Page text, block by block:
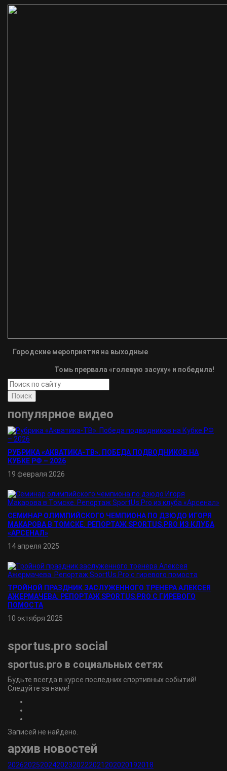
Городские мероприятия на выходные
Томь прервала «голевую засуху» и победила!
Поиск
популярное видео
РУБРИКА «АКВАТИКА-TВ». ПОБЕДА ПОДВОДНИКОВ НА
КУБКЕ РФ – 2026
19 февраля 2026
СЕМИНАР ОЛИМПИЙСКОГО ЧЕМПИОНА ПО ДЗЮДО ИГОРЯ
МАКАРОВА В ТОМСКЕ. РЕПОРТАЖ SPORTUS.PRO ИЗ КЛУБА
«АРСЕНАЛ»
14 апреля 2025
ТРОЙНОЙ ПРАЗДНИК ЗАСЛУЖЕННОГО ТРЕНЕРА АЛЕКСЕЯ
АЖЕРМАЧЕВА. РЕПОРТАЖ SPORTUS.PRO С ГИРЕВОГО
ПОМОСТА
10 октября 2025
sportus.pro social
sportus.pro в социальных сетях
Будьте всегда в курсе последних спортивных событий!
Следуйте за нами!
Записей не найдено.
архив новостей
202620252024202320222021 202020192018